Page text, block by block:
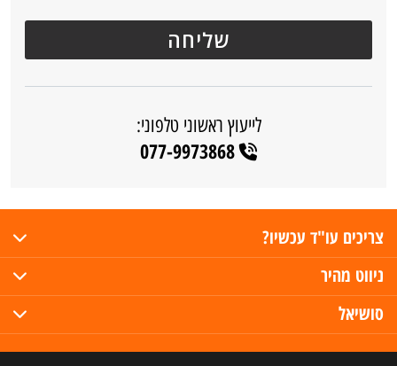
לייעוץ ראשוני טלפוני:
077-9973868
צריכים עו"ד עכשיו?
ניווט מהיר
סושיאל